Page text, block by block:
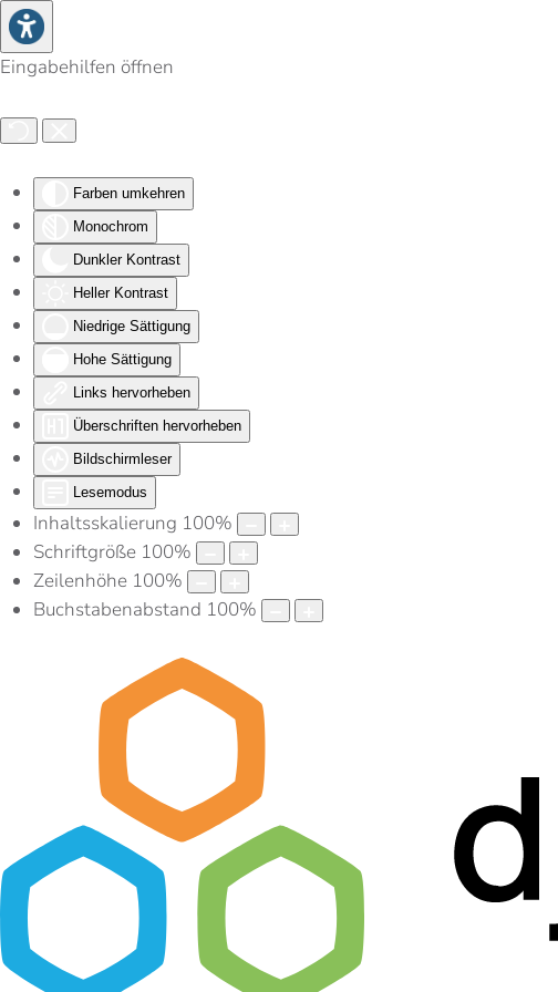
Eingabehilfen öffnen
Farben umkehren
Monochrom
Dunkler Kontrast
Heller Kontrast
Niedrige Sättigung
Hohe Sättigung
Links hervorheben
Überschriften hervorheben
Bildschirmleser
Lesemodus
Inhaltsskalierung 100%
Schriftgröße 100%
Zeilenhöhe 100%
Buchstabenabstand 100%
Zum Hauptinhalt springen